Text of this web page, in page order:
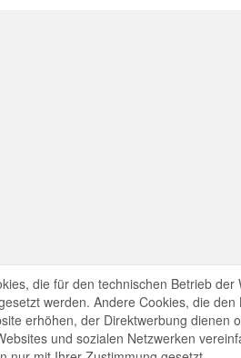
die für den technischen Betrieb der
werden. Andere Cookies, die den
erhöhen, der Direktwerbung dienen
und sozialen Netzwerken